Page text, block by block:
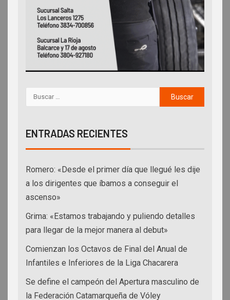
ENTRADAS RECIENTES
Romero: «Desde el primer día que llegué les dije
a los dirigentes que íbamos a conseguir el
ascenso»
Grima: «Estamos trabajando y puliendo detalles
para llegar de la mejor manera al debut»
Comienzan los Octavos de Final del Anual de
Infantiles e Inferiores de la Liga Chacarera
Se define el campeón del Apertura masculino de
la Federación Catamarqueña de Vóley